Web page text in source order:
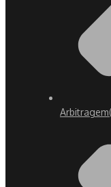
Arbitragem